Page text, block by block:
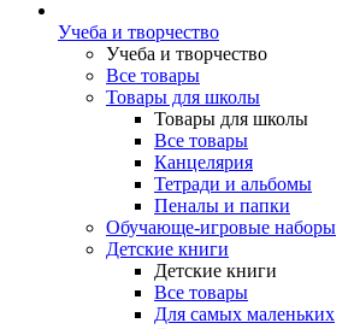
Учеба и творчество
Учеба и творчество
Все товары
Товары для школы
Товары для школы
Все товары
Канцелярия
Тетради и альбомы
Пеналы и папки
Обучающе-игровые наборы
Детские книги
Детские книги
Все товары
Для самых маленьких